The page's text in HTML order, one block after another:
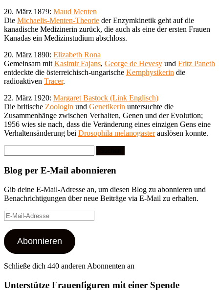
20. März 1879: Maud Menten
Die Michaelis-Menten-Theorie der Enzymkinetik geht auf die
kanadische Medizinerin zurück, die auch als eine der ersten Frauen
Kanadas ein Medizinstudium abschloss.
20. März 1890: Elizabeth Rona
Gemeinsam mitKasimir Fajans, George de Hevesy und Fritz Paneth
entdeckte die österreichisch-ungarische Kernphysikerin die
radioaktiven Tracer.
22. März 1920: Margaret Bastock (Link Englisch)
Die britische Zoologin und Genetikerin untersuchte die
Zusammenhänge zwischen Verhalten, Genen und der Evolution;
1956 wies sie nach, dass die Veränderung eines einzigen Gens eine
Verhaltensänderung bei Drosophila melanogasterauslösen konnte.
nach:
Blog per E-Mail abonnieren
Gib deine E-Mail-Adresse an, um diesen Blog zu abonnieren und
Benachrichtigungen über neue Beiträge via E-Mail zu erhalten.
E-
Mail-
Adresse
Abonnieren
Schließe dich 440 anderen Abonnenten an
Unterstütze Frauenfiguren mit einer Spende